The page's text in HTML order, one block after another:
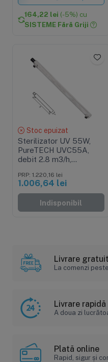
164,22 lei (-5%) cu
SISTEME Fără Griji
Stoc epuizat
Sterilizator UV 55W,
PureTECH UVC55A,
debit 2.8 m3/h,
complet cu sursa, lampa
si carcasa
PRP: 1.220,16 lei
1.006,64 lei
Indisponibil
Livrare
La comenzi
Livrare rapidă
A doua zi
Plată online
Rapid, sigur și